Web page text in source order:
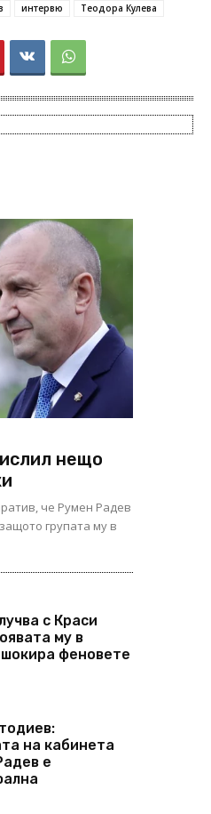
интервю Теодора Кулева
нещо
че Румен Радев
групата му в
с Краси
му в
шокира феновете
на кабинета
е